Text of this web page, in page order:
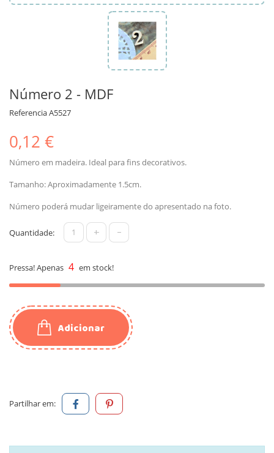
Número 2 - MDF
ReferenciaA5527
0,12 €
Número em madeira. Ideal para fins decorativos.
Tamanho: Aproximadamente 1.5cm.
Número poderá mudar ligeiramente do apresentado na foto.
Quantidade: + -
Pressa! Apenas 4 em stock!
Adicionar
Partilhar em: